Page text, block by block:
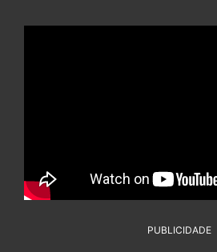
PUBLICIDADE